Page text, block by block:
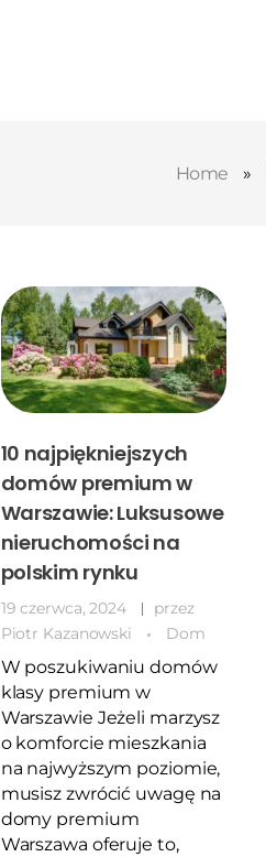
Home »
10 najpiękniejszych
domów premium w
Warszawie: Luksusowe
nieruchomości na
polskim rynku
19 czerwca, 2024
przez
Piotr Kazanowski
Dom
W poszukiwaniu domów
klasy premium w
Warszawie Jeżeli marzysz
o komforcie mieszkania
na najwyższym poziomie,
musisz zwrócić uwagę na
domy premium
Warszawa oferuje to,